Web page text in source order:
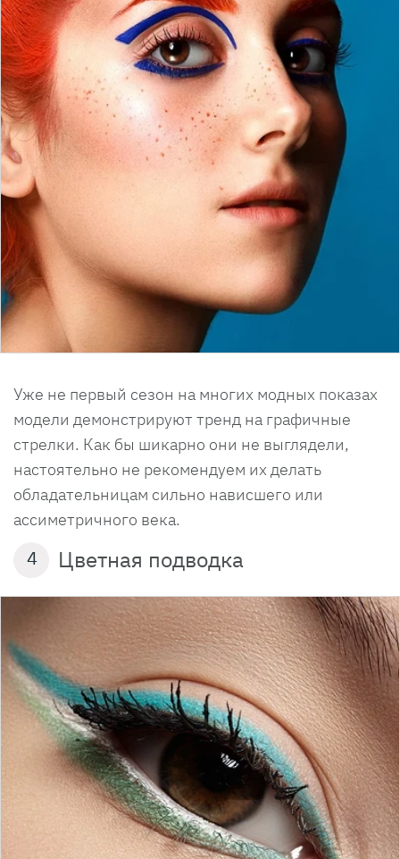
Уже не первый сезон на многих модных показах
модели демонстрируют тренд на графичные
стрелки. Как бы шикарно они не выглядели,
настоятельно не рекомендуем их делать
обладательницам сильно нависшего или
ассиметричного века.
4 Цветная подводка